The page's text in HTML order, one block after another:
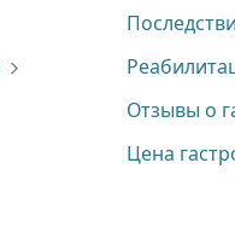
Отзывы о
Цена